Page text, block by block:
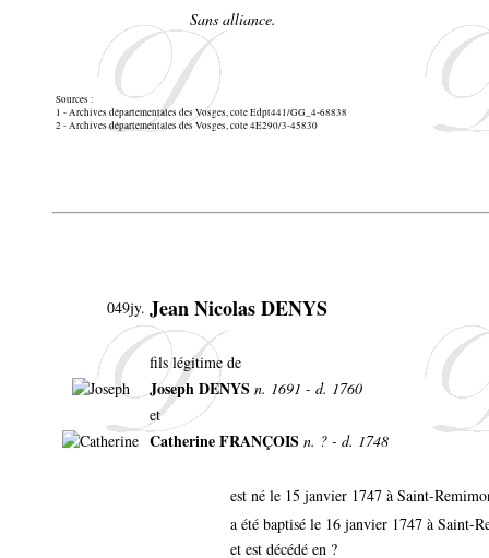
Sans alliance.
Sources :
1 - Archives départementales des Vosges, cote Edpt441/GG_4-68838
2 - Archives départementales des Vosges, cote 4E290/3-45830
049jy. Jean Nicolas DENYS
fils légitime de
Joseph DENYS n. 1691 - d. 1760
et
Catherine FRANÇOIS n. ? - d. 1748
est né le 15 janvier 1747 à Saint-
a été baptisé le 16 janvier 1747 à Saint-
et est décédé en ?